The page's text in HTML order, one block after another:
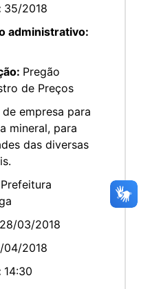
35/2018
administrativo:
Pregão
de Preços
empresa para
mineral, para
das diversas
Prefeitura
28/03/2018
04/2018
14:30